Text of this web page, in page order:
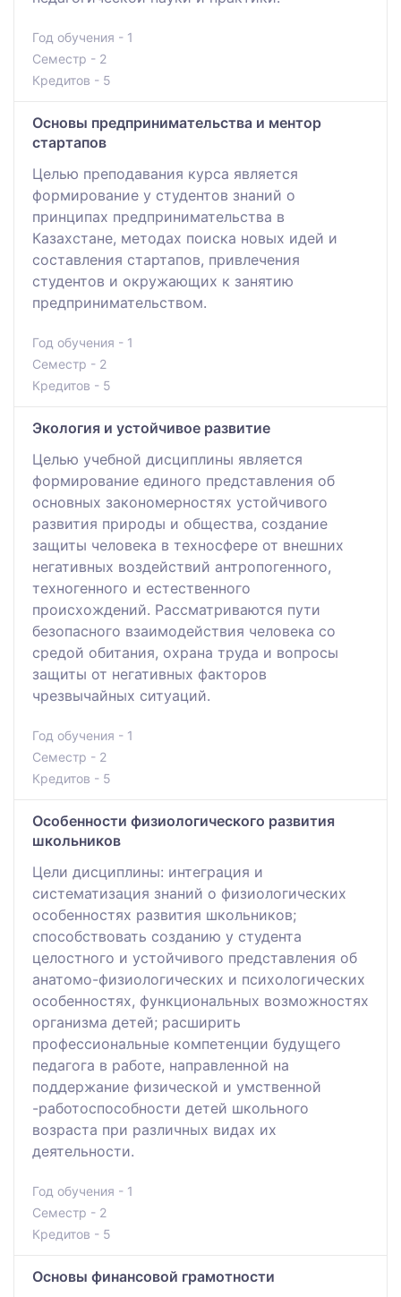
Год обучения - 1
Семестр - 2
Кредитов - 5
Основы предпринимательства и ментор
стартапов
Целью преподавания курса является
формирование у студентов знаний о
принципах предпринимательства в
Казахстане, методах поиска новых идей и
составления стартапов, привлечения
студентов и окружающих к занятию
предпринимательством.
Год обучения - 1
Семестр - 2
Кредитов - 5
Экология и устойчивое развитие
Целью учебной дисциплины является
формирование единого представления об
основных закономерностях устойчивого
развития природы и общества, создание
защиты человека в техносфере от внешних
негативных воздействий антропогенного,
техногенного и естественного
происхождений. Рассматриваются пути
безопасного взаимодействия человека со
средой обитания, охрана труда и вопросы
защиты от негативных факторов
чрезвычайных ситуаций.
Год обучения - 1
Семестр - 2
Кредитов - 5
Особенности физиологического развития
школьников
Цели дисциплины: интеграция и
систематизация знаний о физиологических
особенностях развития школьников;
способствовать созданию у студента
целостного и устойчивого представления об
анатомо-физиологических и психологических
особенностях, функциональных возможностях
организма детей; расширить
профессиональные компетенции будущего
педагога в работе, направленной на
поддержание физической и умственной
-работоспособности детей школьного
возраста при различных видах их
деятельности.
Год обучения - 1
Семестр - 2
Кредитов - 5
Основы финансовой грамотности